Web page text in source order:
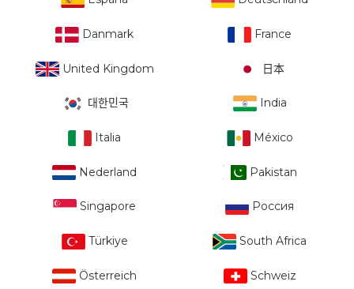
Danmark France
United Kingdom 日本
대한민국 India
Italia México
Nederland Pakistan
Singapore Россия
Türkiye South Africa
Österreich Schweiz